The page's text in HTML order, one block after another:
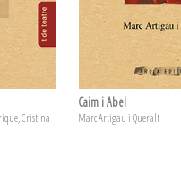
Cristina
Caim i Abel
Marc Artigau i Queralt